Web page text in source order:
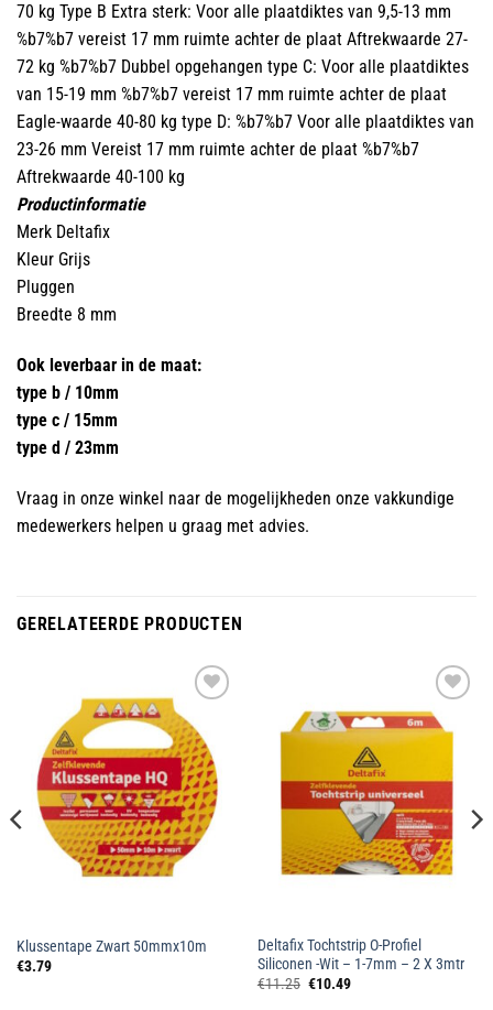
70 kg Type B Extra sterk: Voor alle plaatdiktes van 9,5-13 mm
%b7%b7 vereist 17 mm ruimte achter de plaat Aftrekwaarde 27-
72 kg %b7%b7 Dubbel opgehangen type C: Voor alle plaatdiktes
van 15-19 mm %b7%b7 vereist 17 mm ruimte achter de plaat
Eagle-waarde 40-80 kg type D: %b7%b7 Voor alle plaatdiktes van
23-26 mm Vereist 17 mm ruimte achter de plaat %b7%b7
Aftrekwaarde 40-100 kg
Productinformatie
Merk Deltafix
Kleur Grijs
Pluggen
Breedte 8 mm
Ook leverbaar in de maat:
type b / 10mm
type c / 15mm
type d / 23mm
Vraag in onze winkel naar de mogelijkheden onze vakkundige
medewerkers helpen u graag met advies.
GERELATEERDE PRODUCTEN
Toevoegen
aan
wenslijst
Klussentape Zwart 50mmx10m
€3.79
Toevoegen
aan
wenslijst
Deltafix Tochtstrip O-Profiel
Siliconen -Wit – 1-7mm – 2 X 3mtr
€11.25 Oorspronkelijke
€10.49Huidige